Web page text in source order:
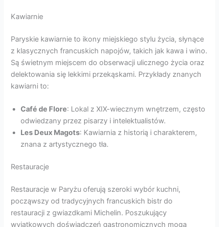
Kawiarnie
Paryskie kawiarnie to ikony miejskiego stylu życia, słynące
z klasycznych francuskich napojów, takich jak kawa i wino.
Są świetnym miejscem do obserwacji ulicznego życia oraz
delektowania się lekkimi przekąskami. Przykłady znanych
kawiarni to:
Café de Flore: Lokal z XIX-wiecznym wnętrzem, często
odwiedzany przez pisarzy i intelektualistów.
Les Deux Magots: Kawiarnia z historią i charakterem,
znana z artystycznego tła.
Restauracje
Restauracje w Paryżu oferują szeroki wybór kuchni,
począwszy od tradycyjnych francuskich bistr do
restauracji z gwiazdkami Michelin. Poszukujący
wyjątkowych doświadczeń gastronomicznych mogą